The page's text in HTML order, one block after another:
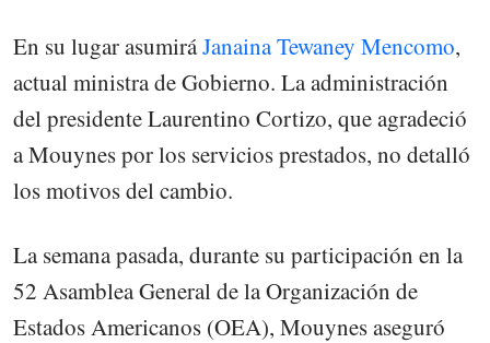
En su lugar asumiráJanaina Tewaney Mencomo,
actual ministra de Gobierno. La administración
del presidente Laurentino Cortizo, que agradeció
a Mouynes por los servicios prestados, no detalló
los motivos del cambio.
La semana pasada, durante su participación en la
52 Asamblea General de la Organización de
Estados Americanos (OEA), Mouynes aseguró